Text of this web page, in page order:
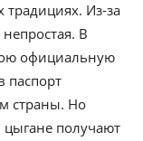
традициях. Из-за
В
официальную
паспорт
страны. Но
получают